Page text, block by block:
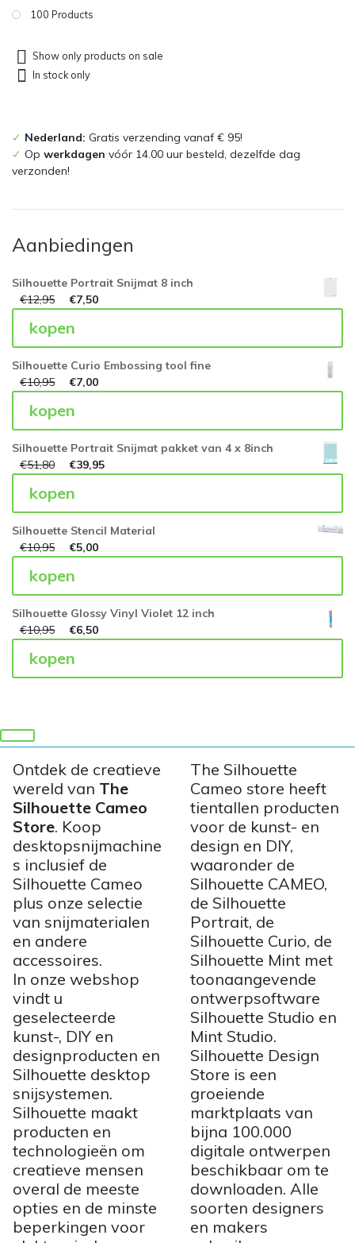
100 Products
Show only products on sale
In stock only
✓ Nederland: Gratis verzending vanaf € 95!
✓ Op werkdagen vóór 14.00 uur besteld, dezelfde dag
verzonden!
Aanbiedingen
Silhouette Portrait Snijmat 8 inch
€12,95 €7,50
kopen
Silhouette Curio Embossing tool fine
€10,95 €7,00
kopen
Silhouette Portrait Snijmat pakket van 4 x 8inch
€51,80 €39,95
kopen
Silhouette Stencil Material
€10,95 €5,00
kopen
Silhouette Glossy Vinyl Violet 12 inch
€10,95 €6,50
kopen
Ontdek de creatieve
wereld van The
Silhouette Cameo
Store. Koop
desktopsnijmachine
s inclusief de
Silhouette Cameo
plus onze selectie
van snijmaterialen
en andere
accessoires.
In onze webshop
vindt u
geselecteerde
kunst-, DIY en
designproducten en
Silhouette desktop
snijsystemen.
Silhouette maakt
producten en
technologieën om
creatieve mensen
overal de meeste
opties en de minste
beperkingen voor
The Silhouette
Cameo store heeft
tientallen producten
voor de kunst- en
design en DIY,
waaronder de
Silhouette CAMEO,
de Silhouette
Portrait, de
Silhouette Curio, de
Silhouette Mint met
toonaangevende
ontwerpsoftware
Silhouette Studio en
Mint Studio.
Silhouette Design
Store is een
groeiende
marktplaats van
bijna 100.000
digitale ontwerpen
beschikbaar om te
downloaden. Alle
soorten designers
en makers